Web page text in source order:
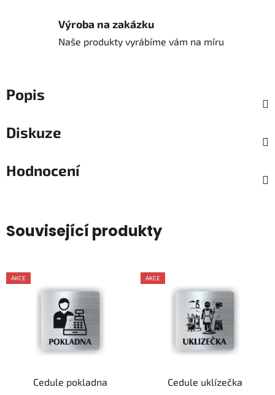
Výroba na zakázku
Naše produkty vyrábíme vám na míru
Popis
Diskuze
Hodnocení
Související produkty
AKCE
Cedule pokladna
AKCE
Cedule uklízečka